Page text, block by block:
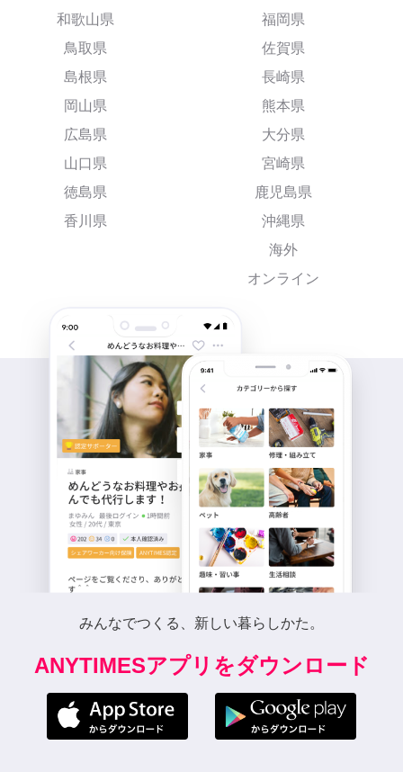
和歌山県
鳥取県
島根県
岡山県
広島県
山口県
徳島県
香川県
福岡県
佐賀県
長崎県
熊本県
大分県
宮崎県
鹿児島県
沖縄県
海外
オンライン
みんなでつくる、新しい暮らしかた。
ANYTIMESアプリをダウンロード